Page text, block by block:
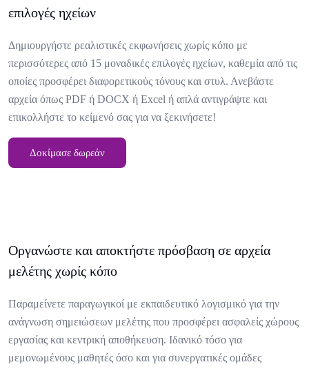
επιλογές ηχείων
Δημιουργήστε ρεαλιστικές εκφωνήσεις χωρίς κόπο με
περισσότερες από 15 μοναδικές επιλογές ηχείων, καθεμία από τις
οποίες προσφέρει διαφορετικούς τόνους και στυλ. Ανεβάστε
αρχεία όπως PDF ή DOCX ή Excel ή απλά αντιγράψτε και
επικολλήστε το κείμενό σας για να ξεκινήσετε!
Δοκίμασε δωρεάν
Οργανώστε και αποκτήστε πρόσβαση σε αρχεία
μελέτης χωρίς κόπο
Παραμείνετε παραγωγικοί με εκπαιδευτικό λογισμικό για την
ανάγνωση σημειώσεων μελέτης που προσφέρει ασφαλείς χώρους
εργασίας και κεντρική αποθήκευση. Ιδανικό τόσο για
μεμονωμένους μαθητές όσο και για συνεργατικές ομάδες